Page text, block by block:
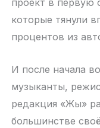
проект в первую
которые тянули
процентов из
И после начала
музыканты,
редакция «Жы»
большинстве